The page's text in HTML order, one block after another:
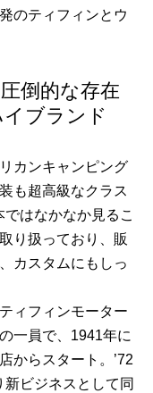
のティフィンとウ
倒的な存在
ブランド
カンキャンピング
も超高級なクラス
はなかなか見るこ
り扱っており、販
カスタムにもしっ
ィフィンモーター
一員で、1941年に
からスタート。’72
ビジネスとして同